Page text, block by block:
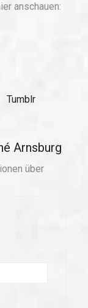
anschauen:
Tumblr
Arnsburg
über